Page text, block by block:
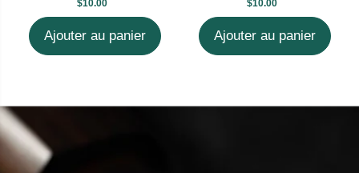
$10.00
Ajouter au panier
$10.00
Ajouter au panier